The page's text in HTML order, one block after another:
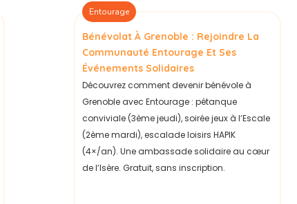
Entourage
Bénévolat À Grenoble : Rejoindre La
Communauté Entourage Et Ses
Événements Solidaires
Découvrez comment devenir bénévole à
Grenoble avec Entourage : pétanque
conviviale (3ème jeudi), soirée jeux à l’Escale
(2ème mardi), escalade loisirs HAPIK
(4×/an). Une ambassade solidaire au cœur
de l’Isère. Gratuit, sans inscription.